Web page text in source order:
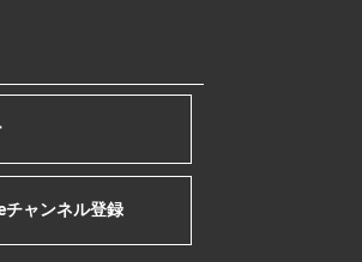
ャンネル登録